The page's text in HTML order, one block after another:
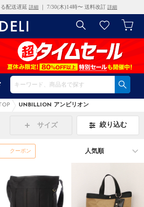
配送遅延 詳細 ｜ 7/30(木)14時〜 送料改訂 詳細
UNBILLION アンビリオン
サイズ 絞り込む
クーポン